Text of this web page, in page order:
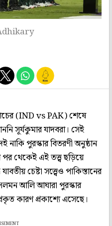
(IND vs PAK) শেষে
সূর্যকুমার যাদবরা। সেই
পুরস্কার বিতরণী অনুষ্ঠান
থেকেই এই তত্ত্ব ছড়িয়ে
চেষ্টা সত্ত্বেও পাকিস্তানের
আলি আঘারা পুরস্কার
কারণ প্রকাশ্যে এসেছে।